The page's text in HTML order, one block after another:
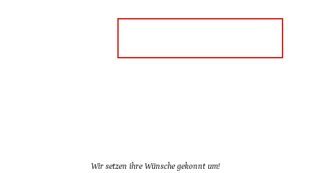
Wir setzen ihre Wünsche gekonnt um!